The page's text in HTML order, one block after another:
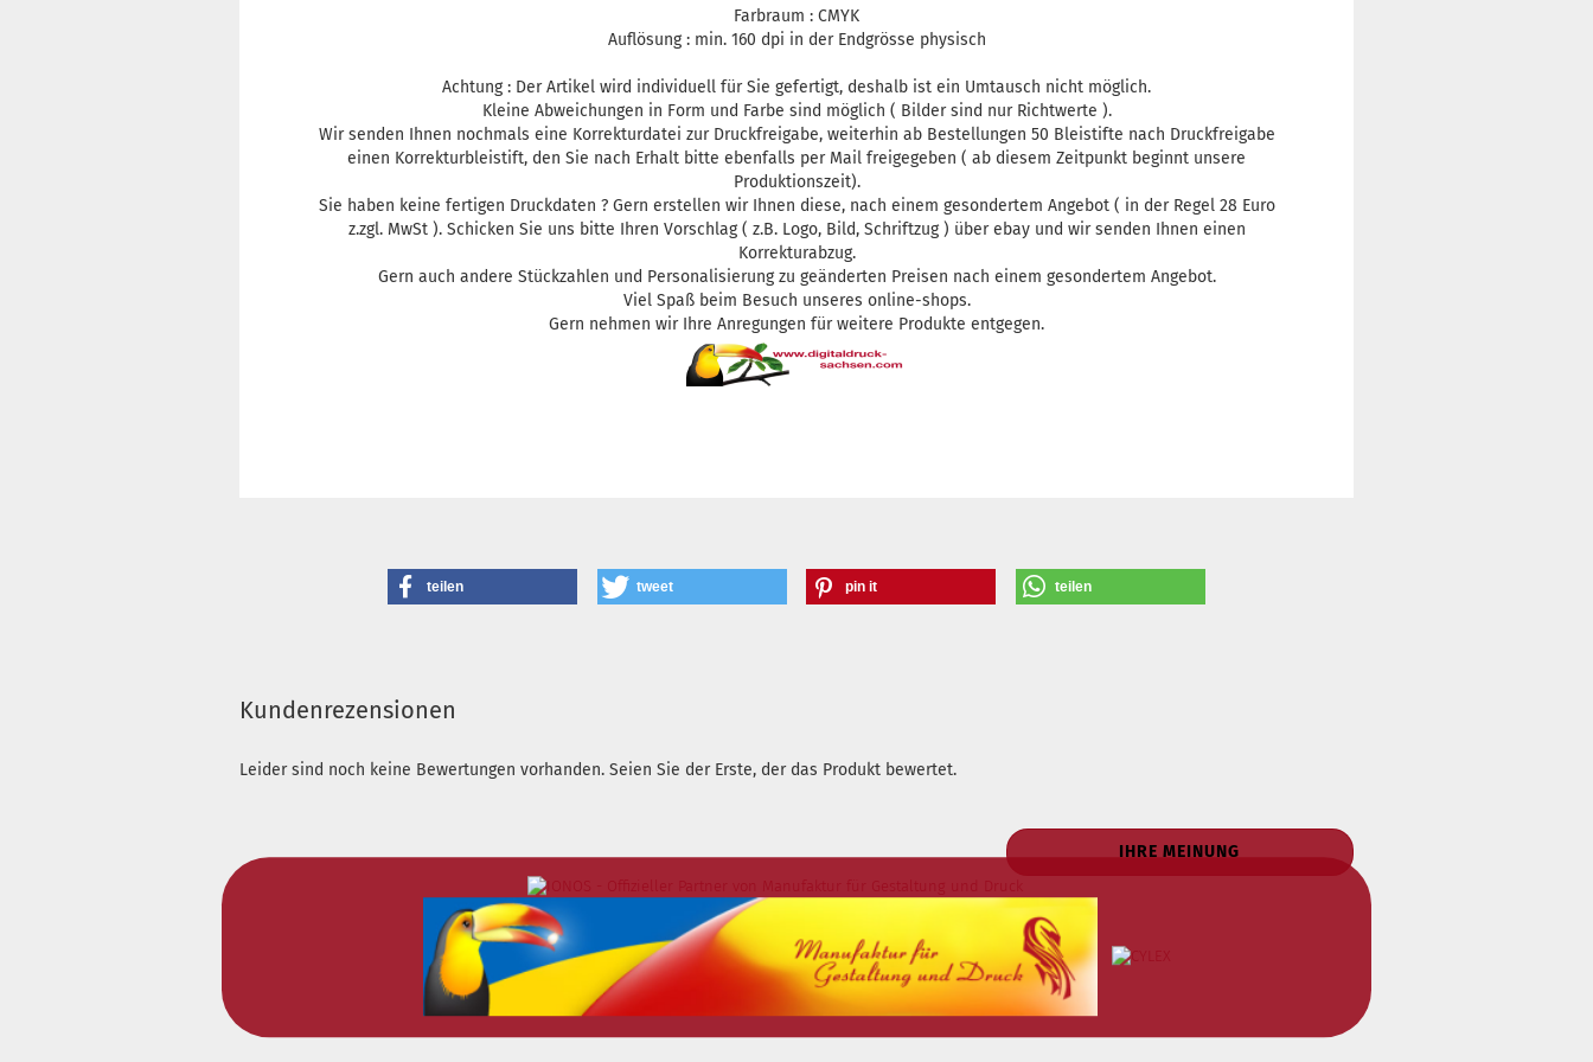
Farbraum : CMYK
Auflösung : min. 160 dpi in der Endgrösse physisch
Achtung : Der Artikel wird individuell für Sie gefertigt, deshalb ist ein Umtausch nicht möglich.
Kleine Abweichungen in Form und Farbe sind möglich ( Bilder sind nur Richtwerte ).
Wir senden Ihnen nochmals eine Korrekturdatei zur Druckfreigabe, weiterhin ab Bestellungen 50 Bleistifte nach Druckfreigabe
einen Korrekturbleistift, den Sie nach Erhalt bitte ebenfalls per Mail freigegeben ( ab diesem Zeitpunkt beginnt unsere
Produktionszeit).
Sie haben keine fertigen Druckdaten ? Gern erstellen wir Ihnen diese, nach einem gesondertem Angebot ( in der Regel 28 Euro
z.zgl. MwSt ). Schicken Sie uns bitte Ihren Vorschlag ( z.B. Logo, Bild, Schriftzug ) über ebay und wir senden Ihnen einen
Korrekturabzug.
Gern auch andere Stückzahlen und Personalisierung zu geänderten Preisen nach einem gesondertem Angebot.
Viel Spaß beim Besuch unseres online-shops.
Gern nehmen wir Ihre Anregungen für weitere Produkte entgegen.
teilen tweet pin it teilen
Kundenrezensionen
Leider sind noch keine Bewertungen vorhanden. Seien Sie der Erste, der das Produkt bewertet.
IHRE MEINUNG